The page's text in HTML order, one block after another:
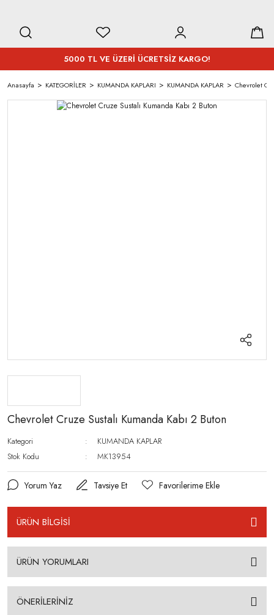
5000 TL VE ÜZERİ ÜCRETSİZ KARGO!
Anasayfa KATEGORİLER KUMANDA KAPLARI KUMANDA KAPLAR Chevrolet
Chevrolet Cruze Sustalı Kumanda Kabı 2 Buton
Kategori
KUMANDA KAPLAR
Stok Kodu
MK13954
Yorum Yaz Tavsiye Et
ÜRÜN BİLGİSİ
ÜRÜN YORUMLARI
ÖNERİLERİNİZ